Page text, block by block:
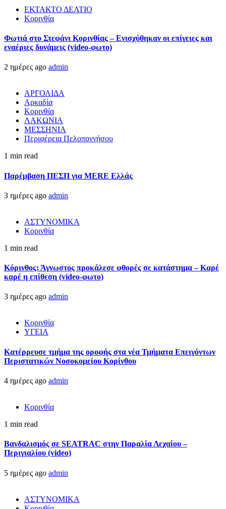
ΕΚΤΑΚΤΟ ΔΕΛΤΙΟ
Κορινθία
Φωτιά στο Στεφάνι Κορινθίας – Ενισχύθηκαν οι επίγειες και
εναέριες δυνάμεις (video-φωτο)
2 ημέρες ago admin
ΑΡΓΟΛΙΔΑ
Αρκαδία
Κορινθία
ΛΑΚΩΝΙΑ
ΜΕΣΣΗΝΙΑ
Περιφέρεια Πελοποννήσου
1 min read
Παρέμβαση ΠΕΣΠ για MERE Ελλάς
3 ημέρες ago admin
ΑΣΤΥΝΟΜΙΚΑ
Κορινθία
1 min read
Κόρινθος: Άγνωστος προκάλεσε φθορές σε κατάστημα – Καρέ
καρέ η επίθεση (video-φωτο)
3 ημέρες ago admin
Κορινθία
ΥΓΕΙΑ
Kατέρρευσε τμήμα της οροφής στα νέα Τμήματα Επειγόντων
Περιστατικών Νοσοκομείου Κορίνθου
4 ημέρες ago admin
Κορινθία
1 min read
Βανδαλισμός σε SEATRAC στην Παραλία Λεχαίου –
Περιγιαλίου (video)
5 ημέρες ago admin
ΑΣΤΥΝΟΜΙΚΑ